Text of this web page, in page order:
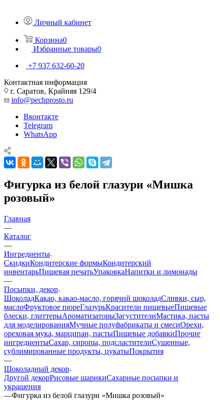
Личный кабинет
Корзина0
Избранные товары0
+7 937 632-60-20
Контактная информация
г. Саратов, Крайняя 129/4
info@pechprosto.ru
Вконтакте
Telegram
WhatsApp
Фигурка из белой глазури «Мишка
розовый»
Главная
—
Каталог
—
Ингредиенты
СкидкиКондитерские формыКондитерский
инвентарьПищевая печатьУпаковкаНапитки и лимонады
—
Посыпки, декор
ШоколадКакао, какао-масло, горячий шоколадСливки, сыр,
маслоФруктовое пюреГлазурьКрасители пищевыеПищевые
блески, глиттерыАроматизаторыЗагустителиМастика, пасты
для моделированияМучные полуфабрикаты и смесиОрехи,
ореховая мука, марципан, пастыПищевые добавкиПрочие
ингредиентыСахар, сиропы, подсластителиСушенные,
сублимированные продукты, цукатыПокрытия
—
Шоколадный декор
Другой декорРисовые шарикиСахарные посыпки и
украшения
—Фигурка из белой глазури «Мишка розовый»